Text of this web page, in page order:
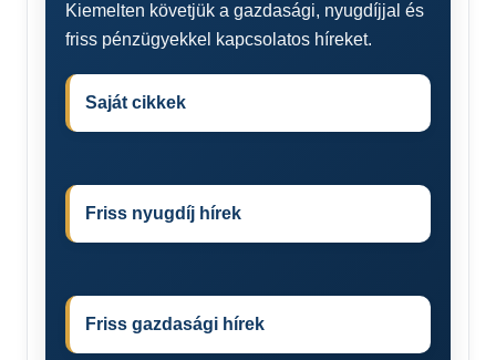
Kiemelten követjük a gazdasági, nyugdíjjal és
friss pénzügyekkel kapcsolatos híreket.
Saját cikkek
Friss nyugdíj hírek
Friss gazdasági hírek